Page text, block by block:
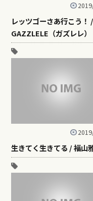
レッツゴーさあ行こう！ /
GAZZLELE（ガズレレ）
生きてく生きてる / 福山